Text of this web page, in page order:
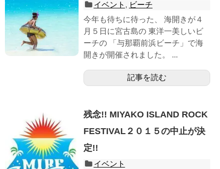
イベント , ビーチ
今年も待ちに待った、 海開きが４
月５日に宮古島の 東洋一美しいビ
ーチの 「与那覇前浜ビーチ」で海
開きが開催されました。 ...
記事を読む
残念!! MIYAKO ISLAND ROCK
FESTIVAL２０１５の中止が決
定!!
イベント